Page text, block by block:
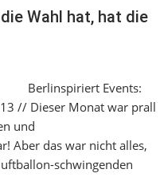
Wahl hat, hat die
Berlinspiriert Events:
// Dieser Monat war prall
und
Aber das war nicht alles,
schwingenden